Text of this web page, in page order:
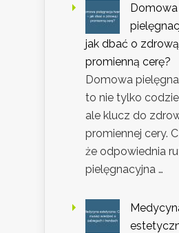
Domowa
jak dbać o
promienną cerę?
Domowa
to nie tylko
ale klucz do
promiennej cery.
że odpowiednia
pielęgnacyjna …